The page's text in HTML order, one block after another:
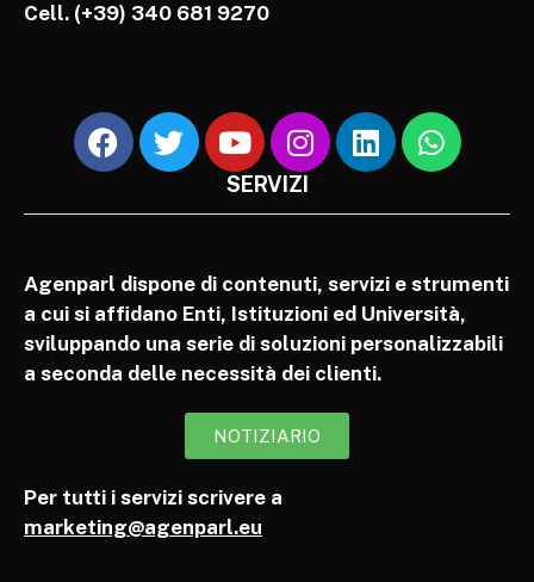
Cell. (+39) 340 681 9270
SERVIZI
Agenparl dispone di contenuti, servizi e strumenti
a cui si affidano Enti, Istituzioni ed Università,
sviluppando una serie di soluzioni personalizzabili
a seconda delle necessità dei clienti.
NOTIZIARIO
Per tutti i servizi scrivere a
marketing@agenparl.eu